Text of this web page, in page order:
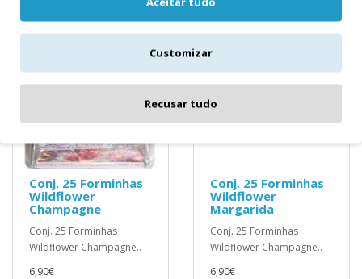
Conj. 25 Forminhas
Wildflower
Champagne
Conj. 25 Forminhas
Wildflower Champagne..
6,90€
Conj. 25 Forminhas
Wildflower
Margarida
Conj. 25 Forminhas
Wildflower Champagne..
6,90€
Customizar
Recusar tudo